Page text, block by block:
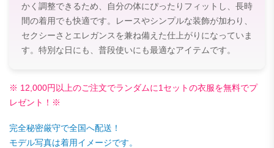
かく調整できるため、自分の体にぴったりフィットし、長時
間の着用でも快適です。レースやシンプルな装飾が加わり、
セクシーさとエレガンスを兼ね備えた仕上がりになっていま
す。特別な日にも、普段使いにも最適なアイテムです。
※ 12,000円以上のご注文でランダムに1セットの衣服を無料でプ
レゼント！※
完全秘密厳守で全国へ配送！
モデル写真は着用イメージです。